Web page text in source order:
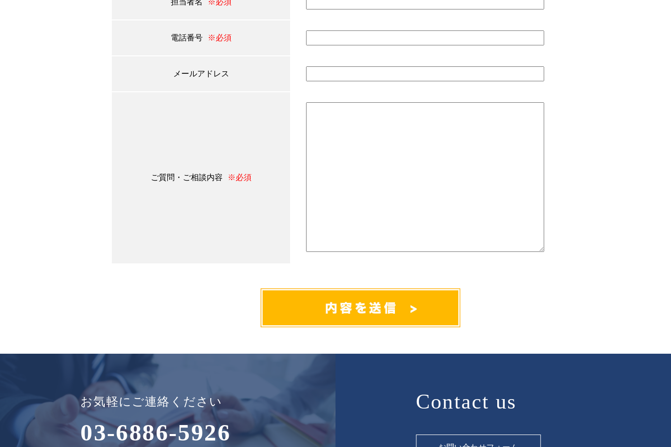
担当者名 ※必須
電話番号 ※必須
メールアドレス
ご質問・ご相談内容 ※必須
お気軽にご連絡ください
03-6886-5926
Contact us